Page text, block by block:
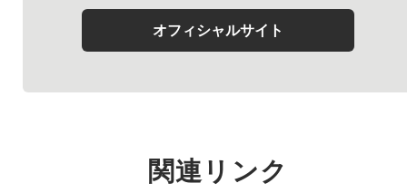
オフィシャルサイト
関連リンク